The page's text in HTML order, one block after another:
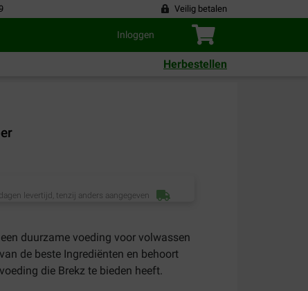
Veilig betalen
Inloggen
Herbestellen
levertijd, tenzij anders aangegeven
duurzame voeding voor volwassen
de beste Ingrediënten en behoort
die Brekz te bieden heeft.